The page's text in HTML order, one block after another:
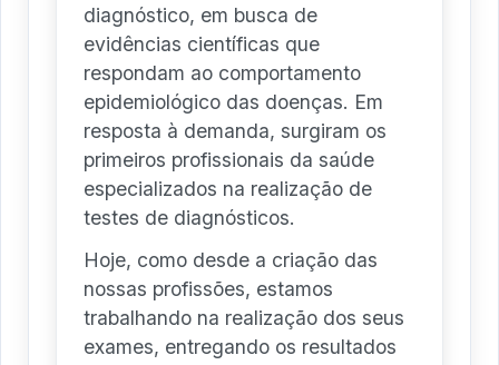
diagnóstico, em busca de
evidências científicas que
respondam ao comportamento
epidemiológico das doenças. Em
resposta à demanda, surgiram os
primeiros profissionais da saúde
especializados na realização de
testes de diagnósticos.
Hoje, como desde a criação das
nossas profissões, estamos
trabalhando na realização dos seus
exames, entregando os resultados